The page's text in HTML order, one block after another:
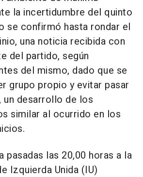
la incertidumbre del quinto
se confirmó hasta rondar el
una noticia recibida con
del partido, según
del mismo, dado que se
grupo propio y evitar pasar
un desarrollo de los
similar al ocurrido en los
pasadas las 20,00 horas a la
Izquierda Unida (IU)